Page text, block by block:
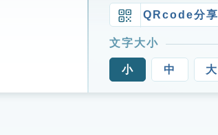
QRcode分享
文字大小
小 中 大